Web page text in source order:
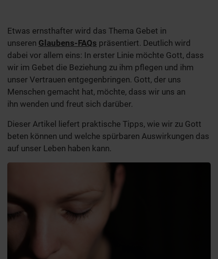
Etwas ernsthafter wird das Thema Gebet in
unseren Glaubens-FAQs präsentiert. Deutlich wird
dabei vor allem eins: In erster Linie möchte Gott, dass
wir im Gebet die Beziehung zu ihm pflegen und ihm
unser Vertrauen entgegenbringen. Gott, der uns
Menschen gemacht hat, möchte, dass wir uns an
ihn wenden und freut sich darüber.
Dieser Artikel liefert praktische Tipps, wie wir zu Gott
beten können und welche spürbaren Auswirkungen das
auf unser Leben haben kann.